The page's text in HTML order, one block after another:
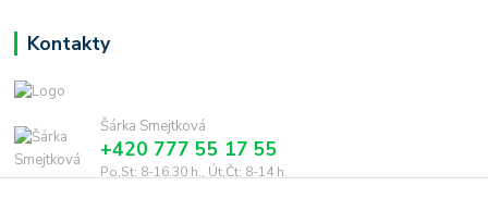
Kontakty
Šárka Smejtková
+420 777 55 17 55
Po,St: 8-16.30 h., Út,Čt: 8-14 h.